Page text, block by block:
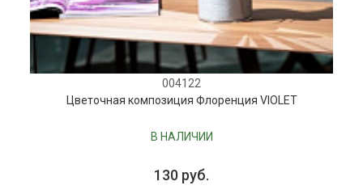
004122
Цветочная композиция Флоренция VIOLET
В НАЛИЧИИ
130 руб.